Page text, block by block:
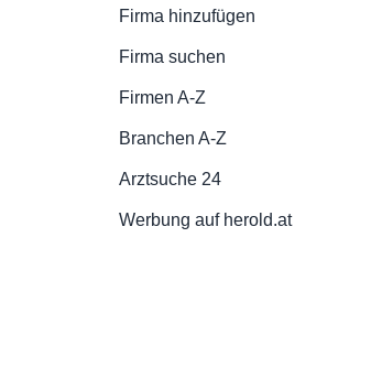
Firma hinzufügen
Firma suchen
Firmen A-Z
Branchen A-Z
Arztsuche 24
Werbung auf herold.at